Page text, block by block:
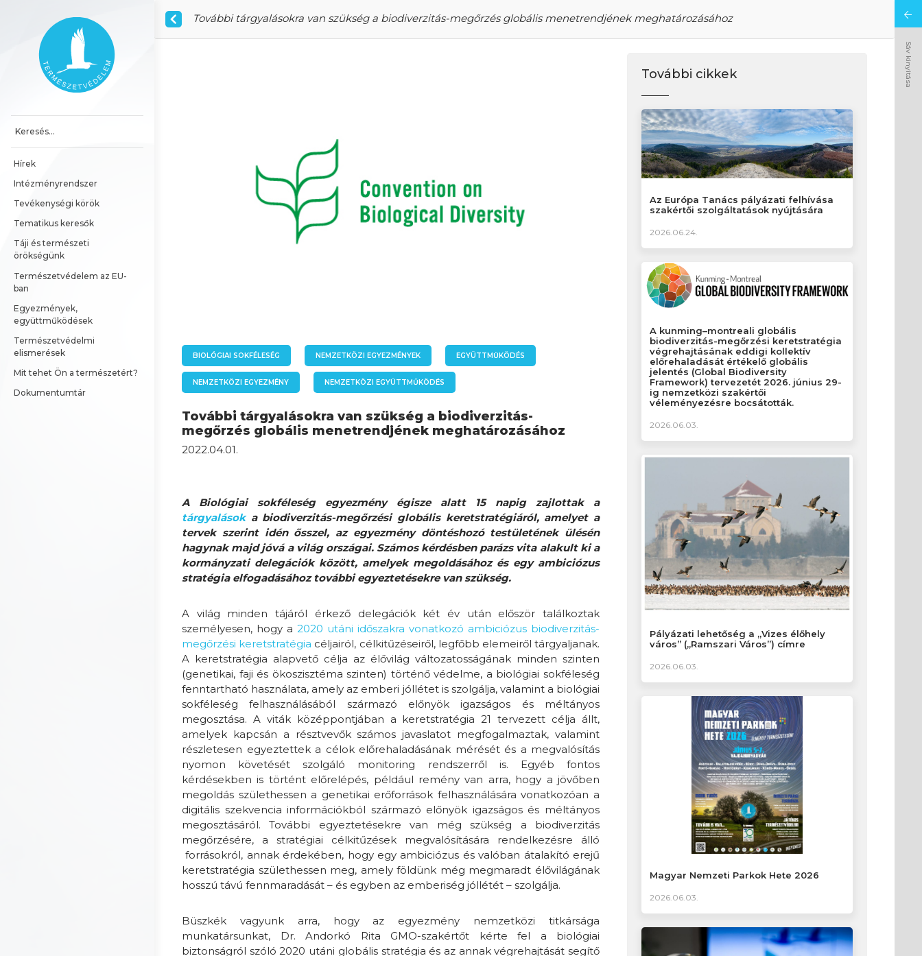
Főoldal
Hírek
Intézményrendszer
Tevékenységi körök
Tematikus keresők
Táji és természeti
örökségünk
Természetvédelem az EU-
ban
Egyezmények,
együttműködések
Természetvédelmi
elismerések
Mit tehet Ön a természetért?
Dokumentumtár
További tárgyalásokra van szükség a biodiverzitás-megőrzés globális menetrendjének meghatározásához
BIOLÓGIAI SOKFÉLESÉG NEMZETKÖZI EGYEZMÉNYEK EGYÜTTMŰKÖDÉS
NEMZETKÖZI EGYEZMÉNY NEMZETKÖZI EGYÜTTMŰKÖDÉS
További tárgyalásokra van szükség a biodiverzitás-
megőrzés globális menetrendjének meghatározásához
2022.04.01.
A Biológiai sokféleség egyezmény égisze alatt 15 napig zajlottak a
tárgyalásoka biodiverzitás-megőrzési globális keretstratégiáról, amelyet a
tervek szerint idén ősszel, az egyezmény döntéshozó testületének ülésén
hagynak majd jóvá a világ országai. Számos kérdésben parázs vita alakult ki a
kormányzati delegációk között, amelyek megoldásához és egy ambiciózus
stratégia elfogadásához további egyeztetésekre van szükség.
A világ minden tájáról érkező delegációk két év után először találkoztak
személyesen, hogy a 2020 utáni időszakra vonatkozó ambiciózus biodiverzitás-
megőrzési keretstratégia céljairól, célkitűzéseiről, legfőbb elemeiről tárgyaljanak.
A keretstratégia alapvető célja az élővilág változatosságának minden szinten
(genetikai, faji és ökoszisztéma szinten) történő védelme, a biológiai sokféleség
fenntartható használata, amely az emberi jóllétet is szolgálja, valamint a biológiai
sokféleség felhasználásából származó előnyök igazságos és méltányos
megosztása. A viták középpontjában a keretstratégia 21 tervezett célja állt,
amelyek kapcsán a résztvevők számos javaslatot megfogalmaztak, valamint
részletesen egyeztettek a célok előrehaladásának mérését és a megvalósítás
nyomon követését szolgáló monitoring rendszerről is. Egyéb fontos
kérdésekben is történt előrelépés, például remény van arra, hogy a jövőben
megoldás születhessen a genetikai erőforrások felhasználására vonatkozóan a
digitális szekvencia információkból származó előnyök igazságos és méltányos
megosztásáról. További egyeztetésekre van még szükség a biodiverzitás
megőrzésére, a stratégiai célkitűzések megvalósítására rendelkezésre álló
forrásokról, annak érdekében, hogy egy ambiciózus és valóban átalakító erejű
keretstratégia születhessen meg, amely földünk még megmaradt élővilágának
hosszú távú fennmaradását – és egyben az emberiség jóllétét – szolgálja.
Büszkék vagyunk arra, hogy az egyezmény nemzetközi titkársága
munkatársunkat, Dr. Andorkó Rita GMO-szakértőt kérte fel a biológiai
biztonságról szóló 2020 utáni globális stratégia és az annak végrehajtását segítő
További cikkek
Az Európa Tanács pályázati felhívása
szakértői szolgáltatások nyújtására
2026.06.24.
A kunming–montreali globális
biodiverzitás-megőrzési keretstratégia
végrehajtásának eddigi kollektív
előrehaladását értékelő globális
jelentés (Global Biodiversity
Framework) tervezetét 2026. június 29-
ig nemzetközi szakértői
véleményezésre bocsátották.
2026.06.03.
Pályázati lehetőség a „Vizes élőhely
város” („Ramszari Város”) címre
2026.06.03.
Magyar Nemzeti Parkok Hete 2026
2026.06.03.
Sáv kinyitása